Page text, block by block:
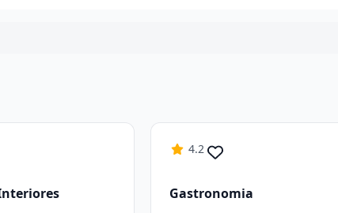
4.2
Gastronomia